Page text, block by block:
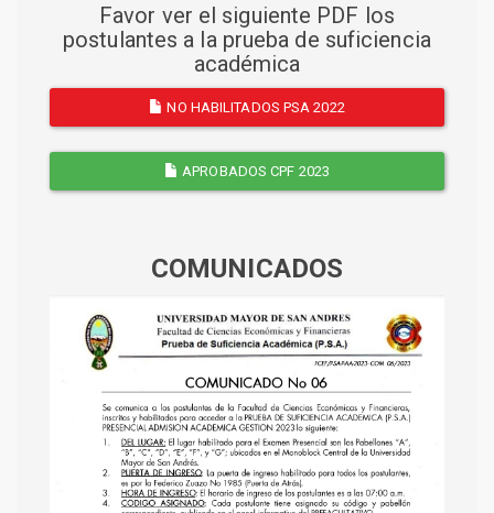
Favor ver el siguiente PDF los
postulantes a la prueba de suficiencia
académica
NO HABILITADOS PSA 2022
APROBADOS CPF 2023
COMUNICADOS